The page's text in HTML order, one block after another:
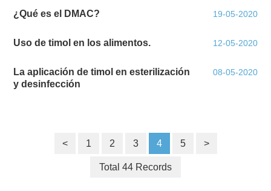
¿Qué es el DMAC? 19-05-2020
Uso de timol en los alimentos. 12-05-2020
La aplicación de timol en esterilización
y desinfección
08-05-2020
< 1 2 3 4 5 >
Total 44 Records